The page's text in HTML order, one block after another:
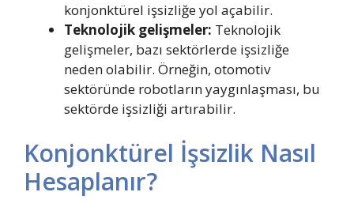
konjonktürel işsizliğe yol açabilir.
Teknolojik gelişmeler: Teknolojik
gelişmeler, bazı sektörlerde işsizliğe
neden olabilir. Örneğin, otomotiv
sektöründe robotların yaygınlaşması, bu
sektörde işsizliği artırabilir.
Konjonktürel İşsizlik Nasıl
Hesaplanır?